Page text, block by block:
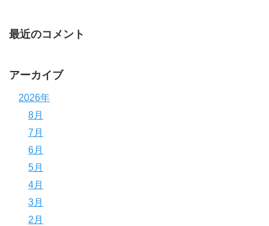
最近のコメント
アーカイブ
2026年
8月
7月
6月
5月
4月
3月
2月